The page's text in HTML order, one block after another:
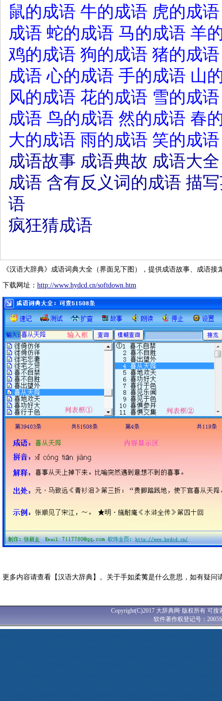
鼠的成语 牛的成语 虎的成语
成语 蛇的成语 马的成语 羊
鸡的成语 狗的成语 猪的成语
成语 心的成语 手的成语 山
风的成语 花的成语 雪的成语
成语 鸟的成语 然的成语 春
大的成语 雨的成语 笑的成语
成语故事 成语典故 成语大全
成语 含有反义词的成语 描
语
疯狂猜成语
《汉语大辞典》成语词典大全（界面见下图），提供成语故事、成语接
下载网址： http://www.hydcd.cn/softdown.htm
更多内容请查看【汉语大辞典】。关于手如柔荑是什么意思，如有疑问
Copyright(C)2017 大辞典网·版权所有 可
软件著作权登记号：